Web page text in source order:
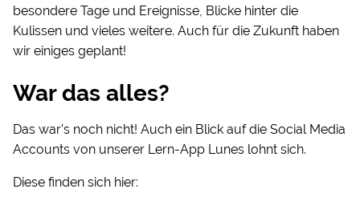
besondere Tage und Ereignisse, Blicke hinter die
Kulissen und vieles weitere. Auch für die Zukunft haben
wir einiges geplant!
War das alles?
Das war’s noch nicht! Auch ein Blick auf die Social Media
Accounts von unserer Lern-App Lunes lohnt sich.
Diese finden sich hier: